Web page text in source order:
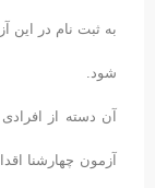
به ثبت نام در این
شود.